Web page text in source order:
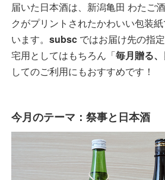
届いた日本酒は、新潟亀田 わたご
クがプリントされたかわいい包装
います。 subsc ではお届け先の指
宅用としてはもちろん「毎月贈る
してのご利用にもおすすめです！
今月のテーマ：祭事と日本酒